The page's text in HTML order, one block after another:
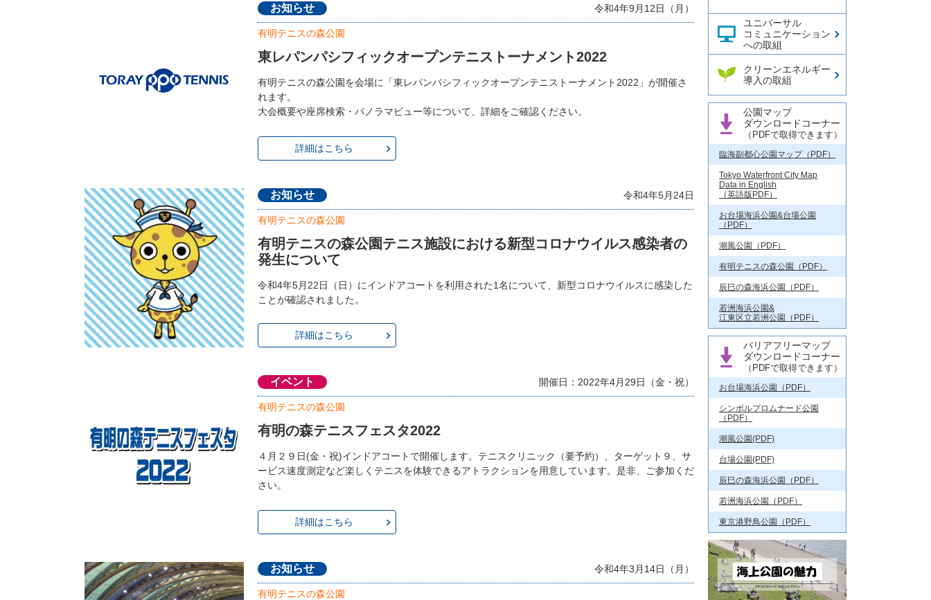
お知らせ 令和4年9月12日（月）
有明テニスの森公園
東レパンパシフィックオープンテニストーナメント2022
有明テニスの森公園を会場に「東レパンパシフィックオープンテニストーナメント2022」が開催さ
れます。
大会概要や座席検索・パノラマビュー等について、詳細をご確認ください。
詳細はこちら
お知らせ 令和4年5月24日
有明テニスの森公園
有明テニスの森公園テニス施設における新型コロナウイルス感染者の
発生について
令和4年5月22日（日）にインドアコートを利用された1名について、新型コロナウイルスに感染した
ことが確認されました。
詳細はこちら
イベント 開催日：2022年4月29日（金・祝）
有明テニスの森公園
有明の森テニスフェスタ2022
４月２９日(金・祝)インドアコートで開催します。テニスクリニック（要予約）、ターゲット９、サ
ービス速度測定など楽しくテニスを体験できるアトラクションを用意しています。是非、ご参加くだ
さい。
詳細はこちら
お知らせ 令和4年3月14日（月）
有明テニスの森公園
ユニバーサル
コミュニケーション
への取組
クリーンエネルギー
導入の取組
公園マップ
ダウンロードコーナー
（PDFで取得できます）
臨海副都心公園マップ（PDF）
Tokyo Waterfront City Map
Data in English
（英語版PDF）
お台場海浜公園&台場公園
（PDF）
潮風公園（PDF）
有明テニスの森公園（PDF）
辰巳の森海浜公園（PDF）
若洲海浜公園&
江東区立若洲公園（PDF）
バリアフリーマップ
ダウンロードコーナー
（PDFで取得できます）
お台場海浜公園（PDF）
シンボルプロムナード公園
（PDF）
潮風公園(PDF)
台場公園(PDF)
辰巳の森海浜公園（PDF）
若洲海浜公園（PDF）
東京港野鳥公園（PDF）